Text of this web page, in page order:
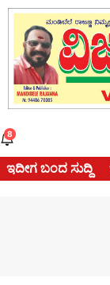
Skip
content
8
ಇದೀಗ ಬಂದ ಸುದ್ದಿ